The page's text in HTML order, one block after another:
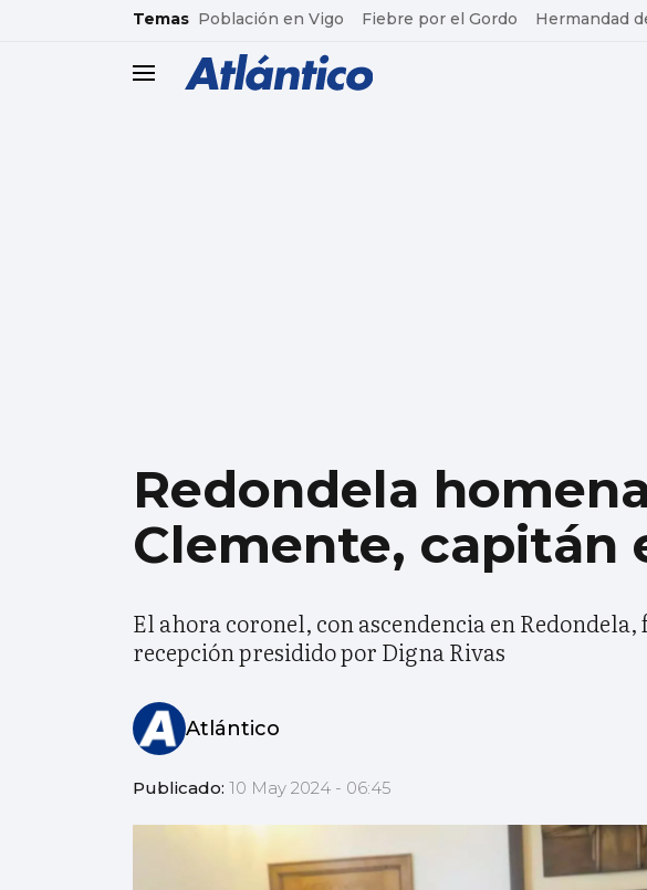
common.go-to-content
Temas Población en Vigo Fiebre por el Gordo Hermandad
header.menu.open
Redondela
Clemente, capitán
El ahora coronel, con ascendencia en
recepción presidido por Digna Rivas
Atlántico
Publicado: 10 May 2024 - 06:45